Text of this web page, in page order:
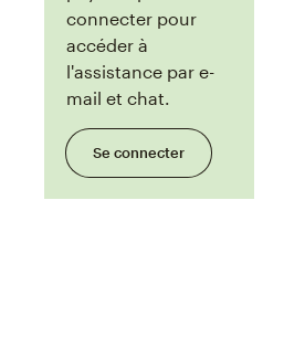
connecter pour
accéder à
l'assistance par e-
mail et chat.
Se connecter